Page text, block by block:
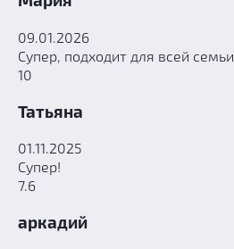
09.01.2026
Супер, подходит для всей семьи
10
Татьяна
01.11.2025
Супер!
7.6
аркадий